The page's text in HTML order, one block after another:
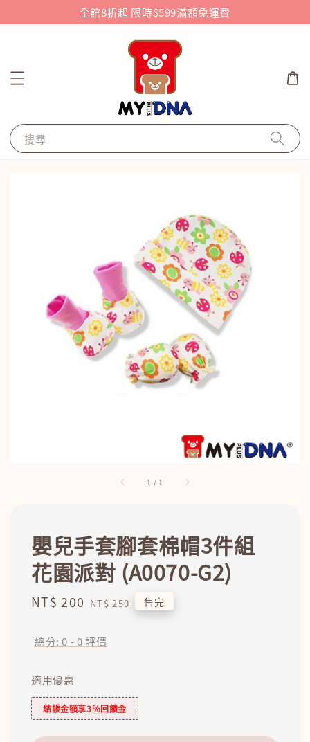
全館8折起 限時$599滿額免運費
搜尋
1 / 1
嬰兒手套腳套棉帽3件組
花園派對 (A0070-G2)
Sale
NT$ 200 Regular
NT$ 250 售完
總分:0 -0評價
適用優惠
結帳金額享3％回饋金